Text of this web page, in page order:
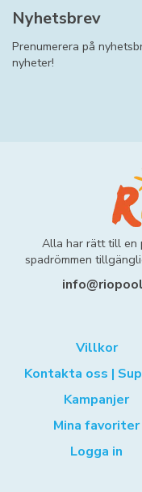
Nyhetsbrev
Prenumerera på
nyheter!
Alla har rätt till en
spadrömmen
Villkor
Kontakta oss |
Kampanjer
Mina favoriter
Logga in